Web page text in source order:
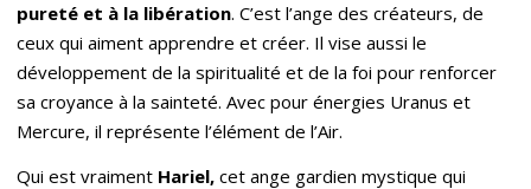
pureté et à la libération. C’est l’ange des créateurs, de
ceux qui aiment apprendre et créer. Il vise aussi le
développement de la spiritualité et de la foi pour renforcer
sa croyance à la sainteté. Avec pour énergies Uranus et
Mercure, il représente l’élément de l’Air.
Qui est vraiment Hariel, cet ange gardien mystique qui